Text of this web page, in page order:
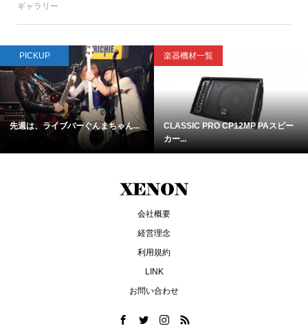
ギャラリー
PICKUP
先週は、ライブバーぐんまちゃん...
楽器機材一覧
CLASSIC PRO CP12MP PAスピー
カー...
会社概要
経営理念
利用規約
LINK
お問い合わせ